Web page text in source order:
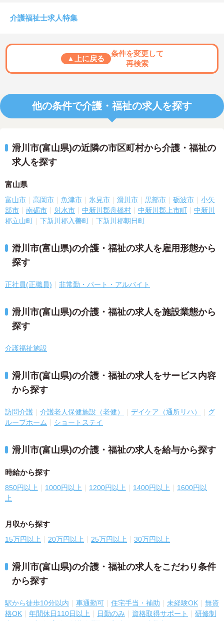
介護福祉士求人特集
▲上に戻る
条件を変更して
再検索
他の条件で介護・福祉の求人を探す
滑川市(富山県)の近隣の市区町村から介護・福祉の
求人を探す
富山県
富山市 高岡市 魚津市 氷見市 滑川市 黒部市 砺波市
小矢
部市
南砺市 射水市 中新川郡舟橋村 中新川郡上市町
中新川
郡立山町
下新川郡入善町 下新川郡朝日町
滑川市(富山県)の介護・福祉の求人を雇用形態から
探す
正社員(正職員) 非常勤・パート・アルバイト
滑川市(富山県)の介護・福祉の求人を施設業態から
探す
介護福祉施設
滑川市(富山県)の介護・福祉の求人をサービス内容
から探す
訪問介護 介護老人保健施設（老健） デイケア（通所リハ）
グ
ループホーム
ショートステイ
滑川市(富山県)の介護・福祉の求人を給与から探す
時給から探す
850円以上 1000円以上 1200円以上 1400円以上
1600円以
上
月収から探す
15万円以上 20万円以上 25万円以上 30万円以上
滑川市(富山県)の介護・福祉の求人をこだわり条件
から探す
駅から徒歩10分以内 車通勤可 住宅手当・補助 未経験OK
無資
格OK
年間休日110日以上 日勤のみ 資格取得サポート
研修制